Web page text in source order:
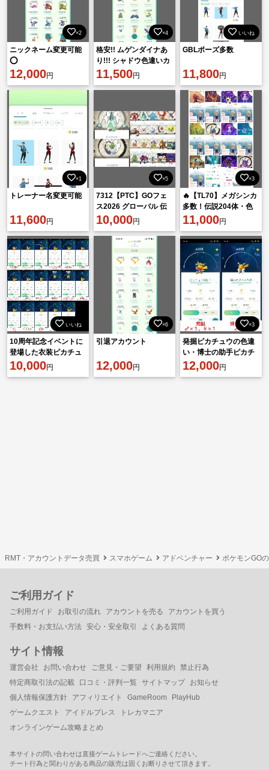
×2
ニックネーム変更可能
⭕️
12,000円
×4
格安!! ムゲンダイナあ
り!!! シャドウ色違いカ
イオーガあり!!!
11,500円
いいね
GBLポーズ多数
11,800円
×1
トレーナー名変更可能
11,600円
×5
7312【PTC】GOフェ
ス2026 グローバル 伝
説81匹 スペシャル背景
35匹！
10,000円
×3
🔥【TL70】メガシンカ
多数！伝説204体・色
違い81体！ポケコイン
1007枚・マスターボー
ル所有
11,000円
いいね
10周年記念イベントに
登場した衣装ピカチュ
ウなどの色違い45体を
保有しています。
10,000円
×6
引退アカウント
12,000円
×3
発掘ピカチュウの色違
い・博士の助手ピカチ
ュウなど色違い49体保
有アカウント
12,000円
RMT・アカウントデータ売買 スマホゲーム アドベンチャー ポケモンGO
ご利用ガイド
ご利用ガイド お取引の流れ アカウントを売る
アカウントを買う
手数料・お支払い方法 安心・安全取引 よくある質問
サイト情報
運営会社 お問い合わせ ご意見・ご要望 利用規約
禁止行為
特定商取引法の記載
口コミ・評判一覧 サイトマップ
お知らせ
個人情報保護方針
アフィリエイト GameRoom
PlayHub
ゲームクエスト
アイドルプレス
トレカマニア
オンラインゲーム攻略まとめ
本サイトの問い合わせは直接ゲームトレードへご連絡ください。
チート行為と関わりがある商品の販売は固くお断りさせて頂きます。